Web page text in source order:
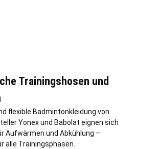
Trainingshosen und
flexible Badmintonkleidung von
Yonex und Babolat eignen sich
Aufwärmen und Abkühlung –
alle Trainingsphasen.